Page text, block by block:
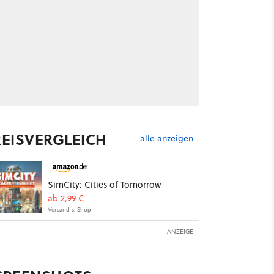
alle anzeigen
SimCity: Cities of Tomorrow
ab 2,99 €
Versand s. Shop
ANZEIGE